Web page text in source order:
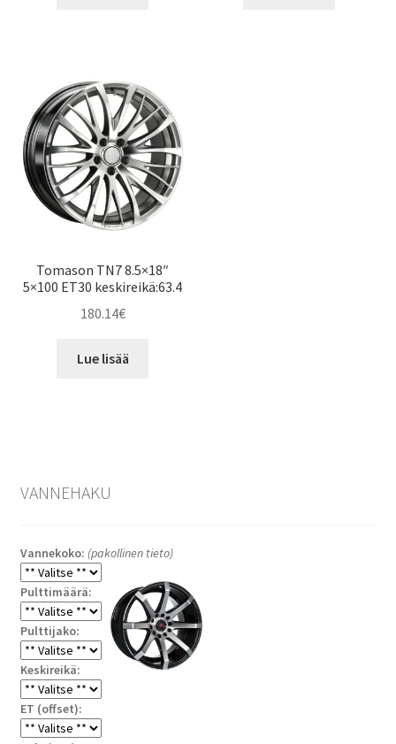
Tomason TN7 8.5×18″
5×100 ET30 keskireikä:63.4
180.14€
Lue lisää
VANNEHAKU
Vannekoko: (pakollinen tieto)
Pulttimäärä:
Pulttijako:
Keskireikä:
ET (offset):